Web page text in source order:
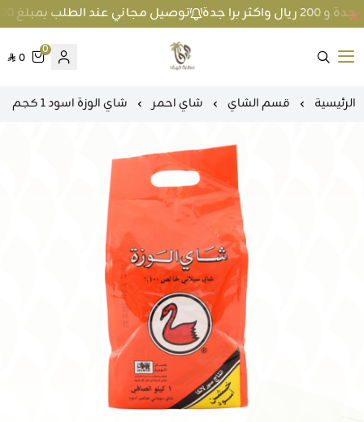
توصيل مجاني عند الطلب بمبلغ 100 ريال واكثر داخل جدة و 200 ريال واكثر برا جدة
متجر عطارة فيفا
0
0
الرئيسية قسم الشاي شاي احمر شاي الوزة اسود 1 كجم